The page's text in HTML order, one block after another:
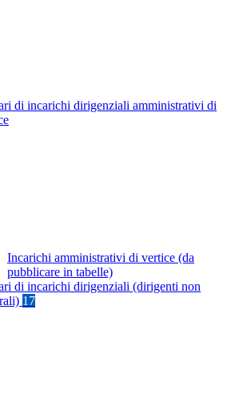
di incarichi dirigenziali amministrativi di
Incarichi amministrativi di vertice (da
pubblicare in tabelle)
di incarichi dirigenziali (dirigenti non
17